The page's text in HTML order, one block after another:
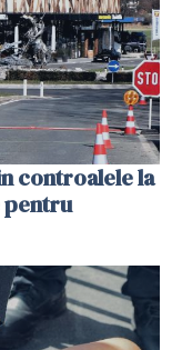
controalele la
pentru